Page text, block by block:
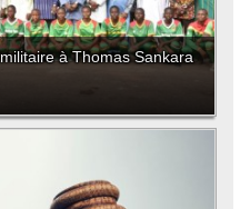
à Thomas Sankara